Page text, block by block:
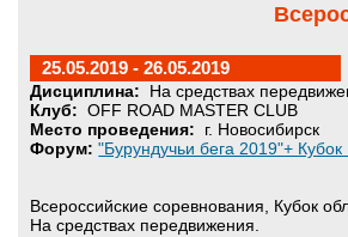
25.05.2019 - 26.05.2019
Дисциплина:
На средствах
Клуб: OFF ROAD MASTER CLUB
Место проведения:
г. Новосибирск
Форум:"Бурундучьи бега 2019"+
Всероссийские соревнования, Кубок
На средствах передвижения.